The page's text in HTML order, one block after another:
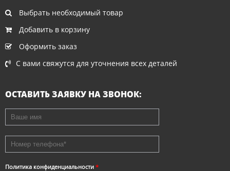
Выбрать необходимый товар
Добавить в корзину
Оформить заказ
С вами свяжутся для уточнения всех деталей
ОСТАВИТЬ ЗАЯВКУ НА ЗВОНОК:
Ваше имя
Номер телефона
Политика конфиденциальности *